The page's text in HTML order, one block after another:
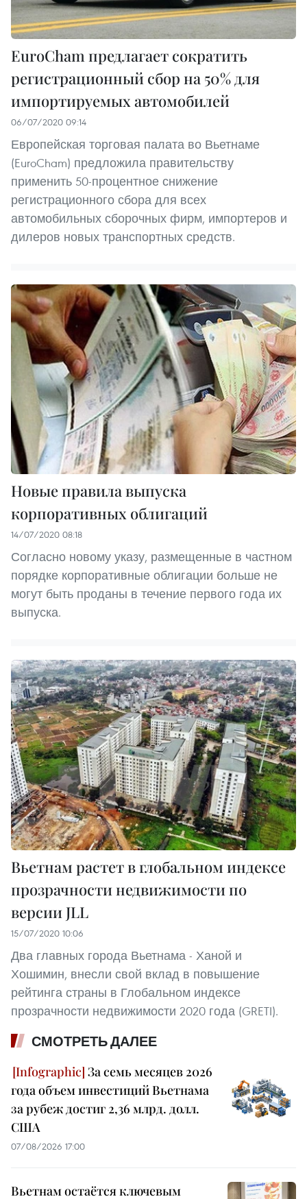
EuroCham предлагает сократить
регистрационный сбор на 50% для
импортируемых автомобилей
06/07/2020 09:14
Европейская торговая палата во Вьетнаме
(EuroCham) предложила правительству
применить 50-процентное снижение
регистрационного сбора для всех
автомобильных сборочных фирм, импортеров и
дилеров новых транспортных средств.
Новые правила выпуска
корпоративных облигаций
14/07/2020 08:18
Согласно новому указу, размещенные в частном
порядке корпоративные облигации больше не
могут быть проданы в течение первого года их
выпуска.
Вьетнам растет в глобальном индексе
прозрачности недвижимости по
версии JLL
15/07/2020 10:06
Два главных города Вьетнама - Ханой и
Хошимин, внесли свой вклад в повышение
рейтинга страны в Глобальном индексе
прозрачности недвижимости 2020 года (GRETI).
СМОТРЕТЬ ДАЛЕЕ
За семь месяцев 2026
года объем инвестиций Вьетнама
за рубеж достиг 2,36 млрд. долл.
США
07/08/2026 17:00
Вьетнам остаётся ключевым